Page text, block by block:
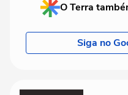
O Terra
Siga no